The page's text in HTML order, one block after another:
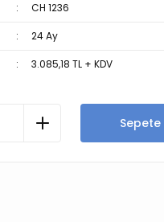
CH 1236
24 Ay
3.085,18 TL + KDV
Sepete